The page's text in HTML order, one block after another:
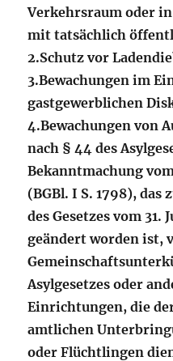
Verkehrsraum oder
mit tatsächlich
2.Schutz vor
3.Bewachungen im
gastgewerblichen
4.Bewachungen von
nach § 44 des
Bekanntmachung
(BGBl. I S. 1798),
des Gesetzes vom 31.
geändert worden ist,
Asylgesetzes oder
Einrichtungen, die
amtlichen
oder Flüchtlingen